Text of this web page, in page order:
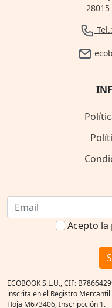
Acepto la
ECOBOOK S.L.U., CIF:
inscrita en el Registro
Hoja M673406, Inscripcción 1.